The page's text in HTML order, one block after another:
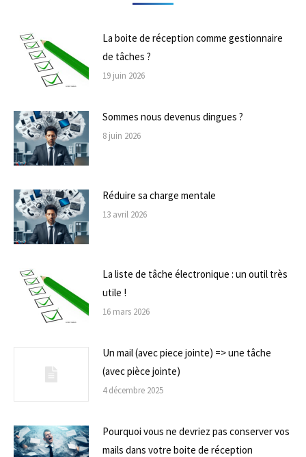
La boite de réception comme gestionnaire
de tâches ?
19 juin 2026
Sommes nous devenus dingues ?
8 juin 2026
Réduire sa charge mentale
13 avril 2026
La liste de tâche électronique : un outil très
utile !
16 mars 2026
Un mail (avec piece jointe) => une tâche
(avec pièce jointe)
4 décembre 2025
Pourquoi vous ne devriez pas conserver vos
mails dans votre boite de réception